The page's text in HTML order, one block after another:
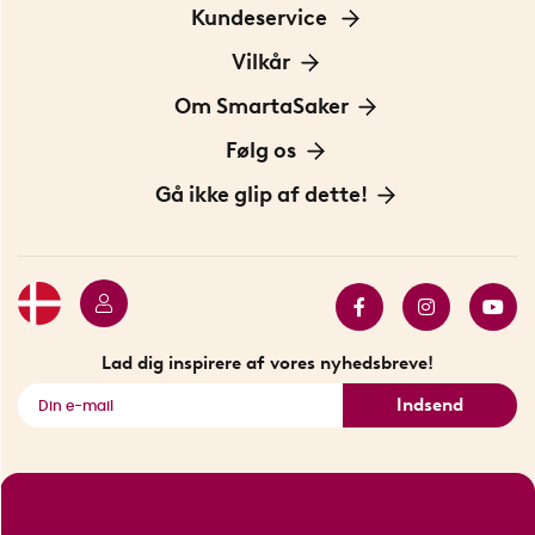
Kundeservice
Kontakt os
Vilkår
Information om cookies
Privatlivspolitik
Om SmartaSaker
Om os
Vores historie
Følg os
Opfindere
Gå ikke glip af dette!
Se alle smarte produkter
Lad dig inspirere af vores nyhedsbreve!
Indsend